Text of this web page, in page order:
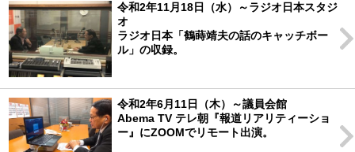
令和2年11月18日（水）～ラジオ日本スタジ
オ
ラジオ日本「鶴蒔靖夫の話のキャッチボー
ル」の収録。
令和2年6月11日（木）～議員会館
Abema TV テレ朝『報道リアリティーショ
ー』にZOOMでリモート出演。